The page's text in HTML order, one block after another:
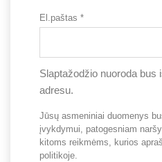
El.paštas *Privalomas
Slaptažodžio nuoroda bus
adresu.
Jūsų asmeniniai duomenys
įvykdymui, patogesniam
kitoms reikmėms, kurios
politikoje.